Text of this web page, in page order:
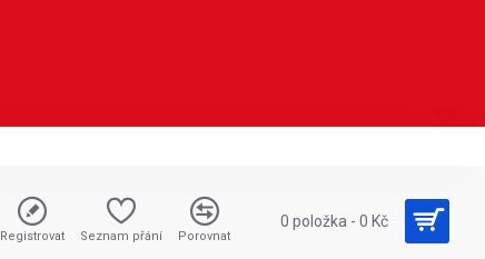
Registrovat Seznam přání Porovnat
0 položka - 0 Kč